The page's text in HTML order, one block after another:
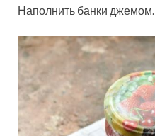
Наполнить банки джемом.